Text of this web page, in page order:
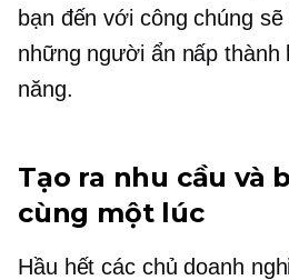
bạn đến với công chúng
những người ẩn nấp thành
năng.
Tạo ra nhu cầu và
cùng một lúc
Hầu hết các chủ doanh